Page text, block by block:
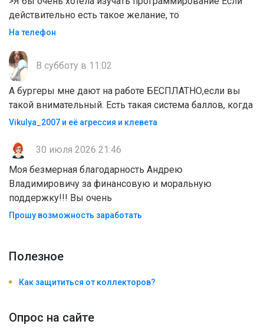
действительно есть такое желание, то
На телефон
В субботу в 11:02
А бургеры мне дают на работе БЕСПЛАТНО,если вы
такой внимательный. Есть такая система баллов, когда
Vikulya_2007 и её агрессия и клевета
30 июля 2026 21:46
Моя безмерная благодарность Андрею
Владимировичу за финансовую и моральную
поддержку!!! Вы очень
Прошу возможность заработать
Полезноe
Как защититься от коллекторов?
Опрос на сайте